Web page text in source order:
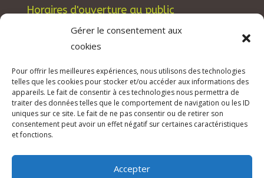
Gérer le consentement aux
cookies
Pour offrir les meilleures expériences, nous utilisons des technologies
telles que les cookies pour stocker et/ou accéder aux informations des
appareils. Le fait de consentir à ces technologies nous permettra de
traiter des données telles que le comportement de navigation ou les ID
uniques sur ce site. Le fait de ne pas consentir ou de retirer son
consentement peut avoir un effet négatif sur certaines caractéristiques
et fonctions.
Accepter
Horaires d'ouverture au public
Les lundis, mardis et jeudis : de 8h à 12h et de
13h30 à 17h30.
Les vendredis : de 8h à 12h.
© 2026 Mairie de Tuchan | Site Internet réalisé